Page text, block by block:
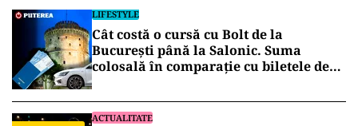
LIFESTYLE
Cât costă o cursă cu Bolt de la
București până la Salonic. Suma
colosală în comparație cu biletele de
ACTUALITATE